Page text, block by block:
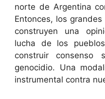
norte de Argentina
Entonces, los
construyen una
lucha de los
construir consenso
genocidio. Una
instrumental contra